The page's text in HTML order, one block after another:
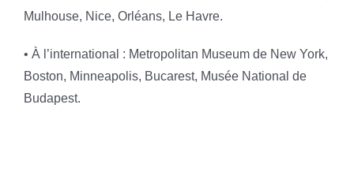
Mulhouse, Nice, Orléans, Le Havre.
• À l’international : Metropolitan Museum de New York,
Boston, Minneapolis, Bucarest, Musée National de
Budapest.